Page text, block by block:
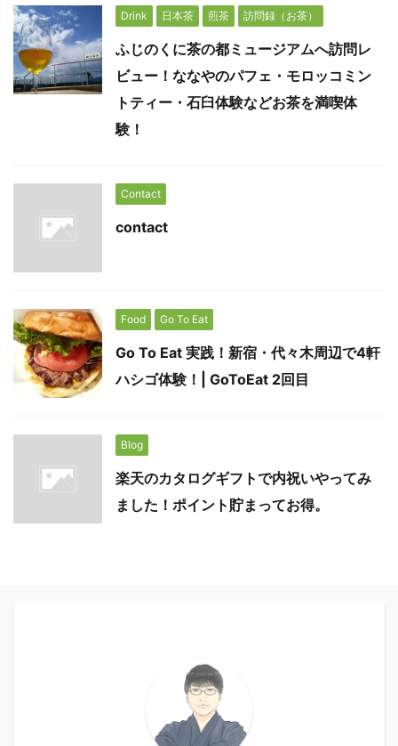
Drink 日本茶 煎茶 訪問録（お茶）
ふじのくに茶の都ミュージアムへ訪問レ
ビュー！ななやのパフェ・モロッコミン
トティー・石臼体験などお茶を満喫体
験！
Contact
contact
Food Go To Eat
Go To Eat 実践！新宿・代々木周辺で4軒
ハシゴ体験！| GoToEat 2回目
Blog
楽天のカタログギフトで内祝いやってみ
ました！ポイント貯まってお得。